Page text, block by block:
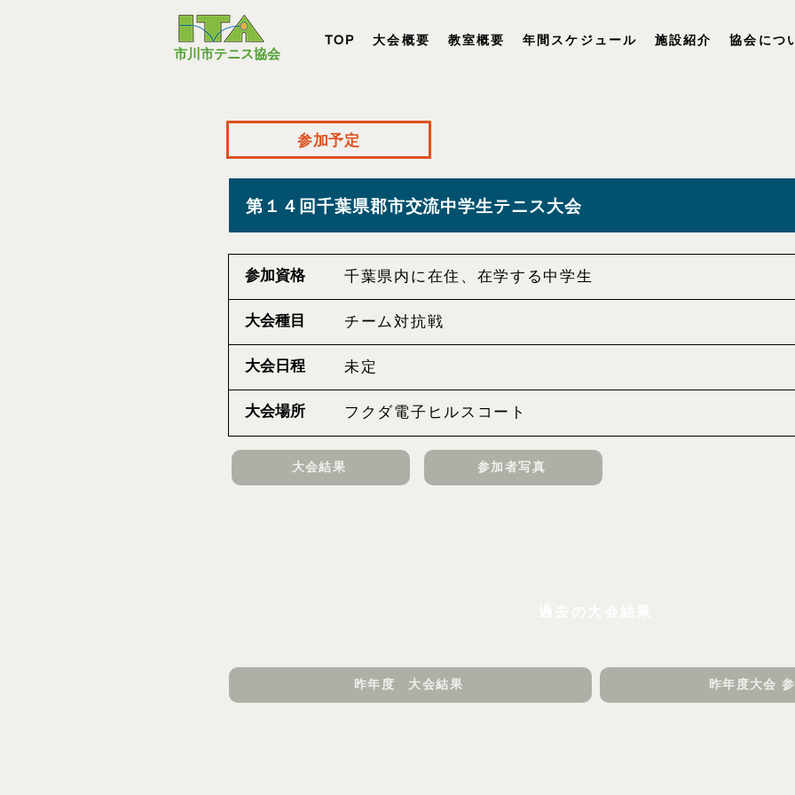
​市川市テニス協会
TOP 大会概要 教室概要 年間スケジュール 施設紹介 協会につ
参加予定
第１４回千葉県郡市交流中学生テニス大会
参加資格 千葉県内に在住、在学する中学生
大会種目 チーム対抗戦
大会日程 未定
大会場所 フクダ電子ヒルスコート
大会結果 参加者写真
昨年度 大会結果 昨年度大会